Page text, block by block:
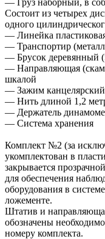
Состоит из четырех
одного
— Линейка
— Транспортир
— Брусок деревянный
— Направляющая
шкалой
— Зажим канцелярский
— Нить длиной 1,2
— Держатель
— Система хранения
Комплект №2 (за
укомплектован в
закрывается
для обеспечения
оборудования в
ложементе.
Штатив и
обозначены
номеру комплекта.